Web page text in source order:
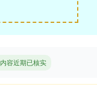
内容近期已核实